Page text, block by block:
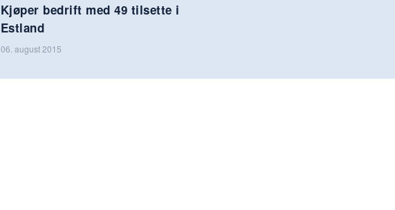
Kjøper bedrift med 49 tilsette i
Estland
06. august 2015